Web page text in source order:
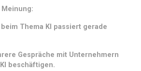
Thema KI passiert gerade
Gespräche mit Unternehmern
beschäftigen.